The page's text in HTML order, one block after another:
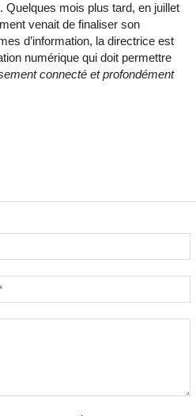
Quelques mois plus tard, en juillet
venait de finaliser son
d’information, la directrice est
numérique qui doit permettre
connecté et profondément